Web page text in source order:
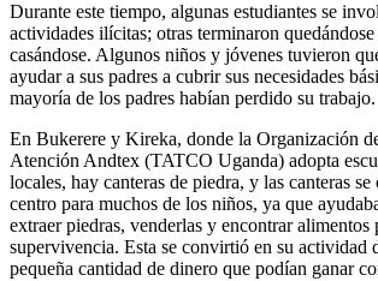
Durante este tiempo, algunas estudiantes se
actividades ilícitas; otras terminaron quedándose
casándose. Algunos niños y jóvenes tuvieron
ayudar a sus padres a cubrir sus necesidades
mayoría de los padres habían perdido su trabajo.
En Bukerere y Kireka, donde la Organización
Atención Andtex (TATCO Uganda) adopta
locales, hay canteras de piedra, y las canteras
centro para muchos de los niños, ya que
extraer piedras, venderlas y encontrar alimentos
supervivencia. Esta se convirtió en su actividad
pequeña cantidad de dinero que podían ganar